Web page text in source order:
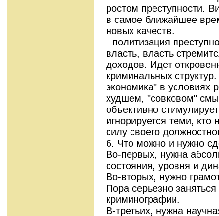
ростом преступности.
в самое ближайшее
новых качеств.
- политизация
власть, власть
доходов. Идет
криминальных
экономика" в условиях
худшем, "совковом"
объективно
игнорируется теми, кто
силу своего
6. Что можно и нужно
Во-первых, нужна
состояния, уровня и
Во-вторых, нужно
Пора серьезно
криминографии.
В-третьих, нужна